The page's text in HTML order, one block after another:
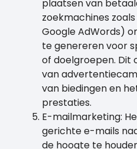
plaatsen van
zoekmachines
Google AdWords)
te genereren voor
of doelgroepen.
van
van biedingen en
prestaties.
E-mailmarketing:
gerichte e-mails
de hoogte te